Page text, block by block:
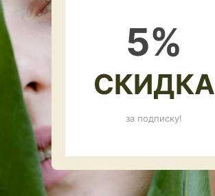
5%
СКИДКА
за подписку!